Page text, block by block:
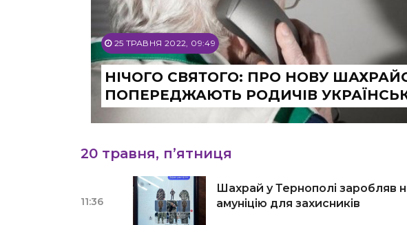
25 ТРАВНЯ 2022, 09:49
НІЧОГО СВЯТОГО: ПРО НОВУ
ПОПЕРЕДЖАЮТЬ РОДИЧІВ
20 травня, п’ятниця
11:36
Шахрай у Тернополі заробляв
амуніцію для захисників